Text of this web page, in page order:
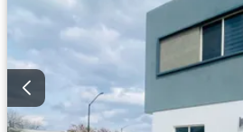
Gas natural
Zonas
Vista panorámica
Recámara con
Caseta de vigilancia
Sin amueblar